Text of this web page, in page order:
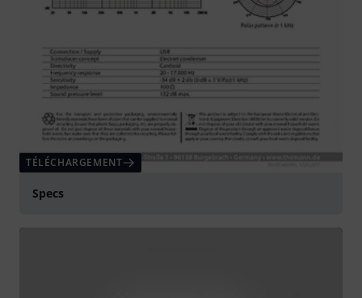
TÉLÉCHARGEMENT
Specs